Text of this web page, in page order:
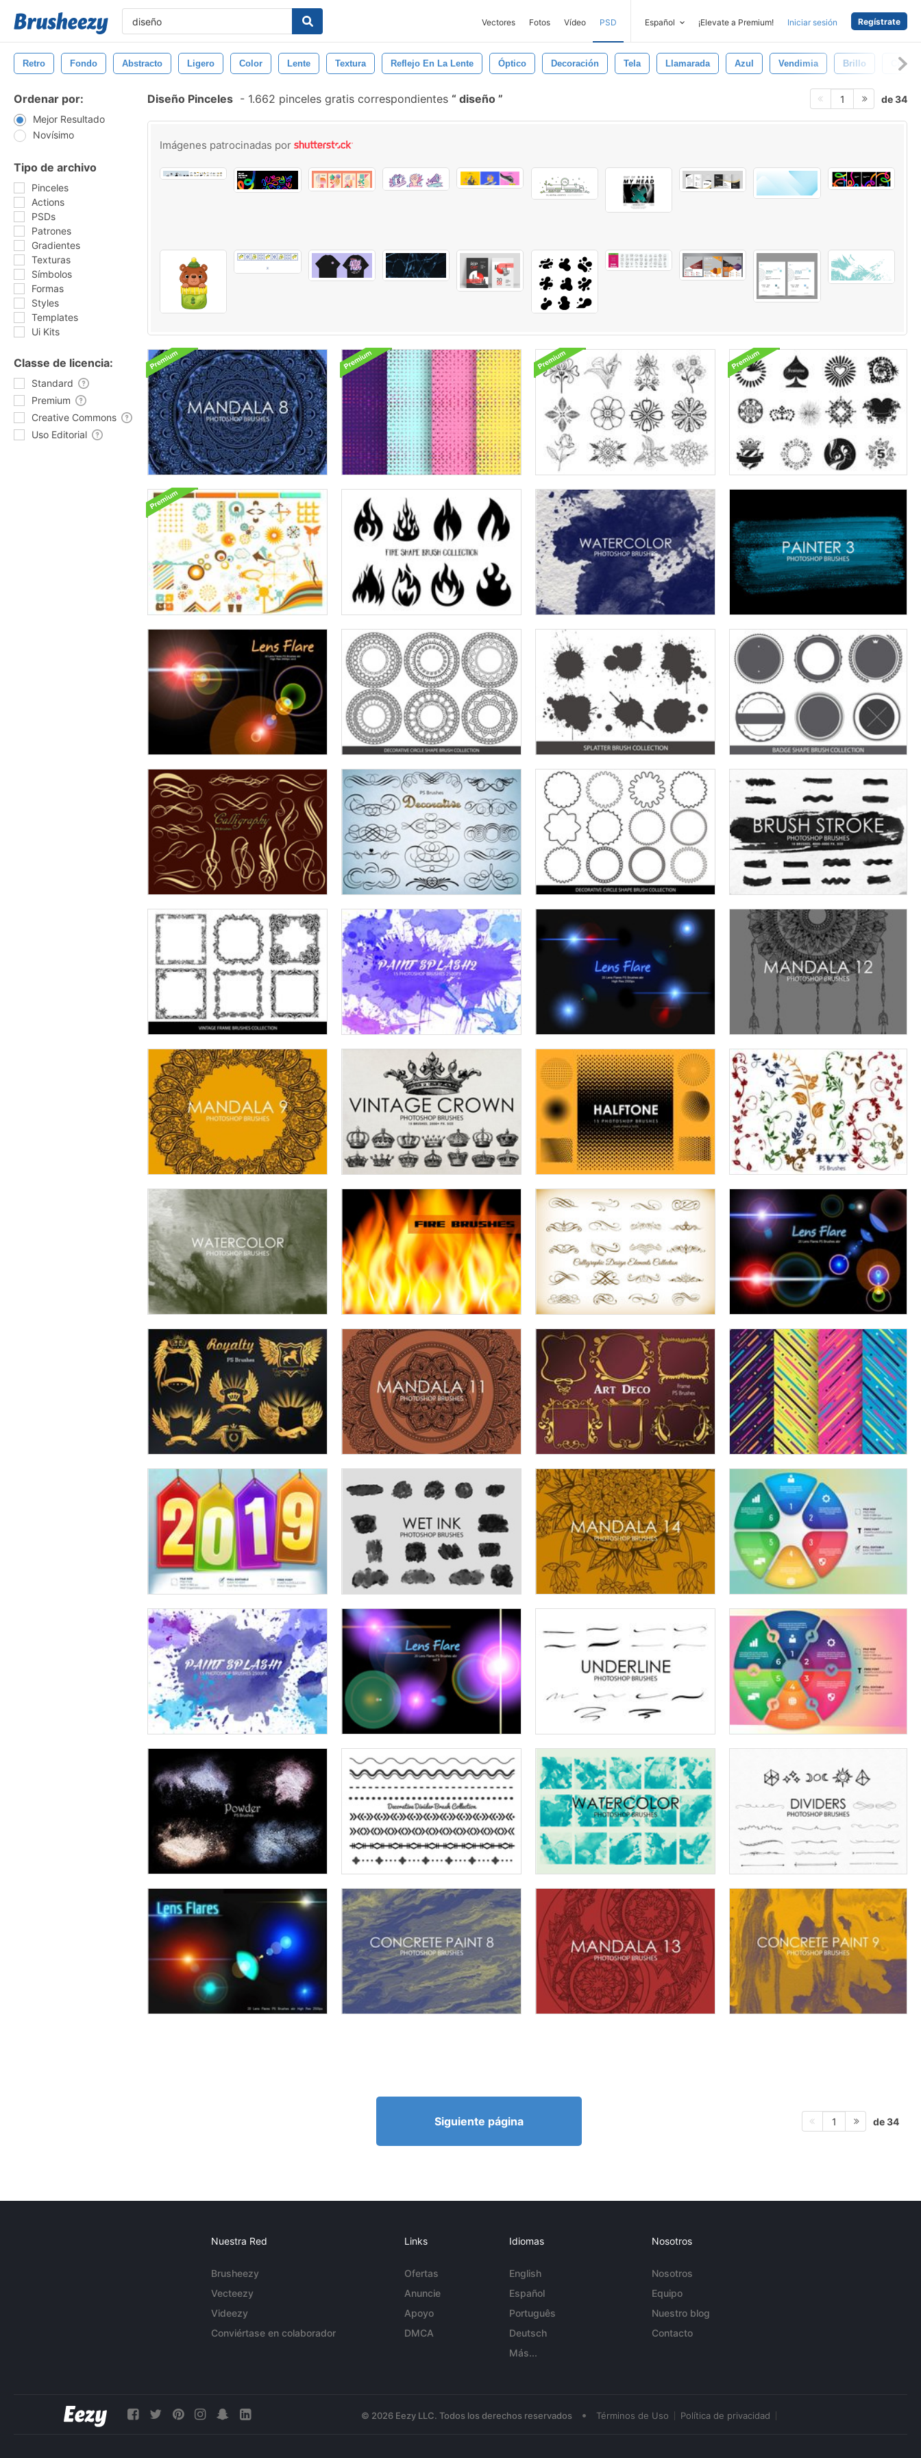
Vectores Fotos Vídeo PSD Español ¡Elevate a Premium! Iniciar sesión Regístrate
Retro Fondo Abstracto Ligero Color Lente Textura Reflejo En La Lente Óptico Decoración Tela Llamarada Azul Vendimia Brillo
Ordenar por:
Mejor Resultado
Novísimo
Tipo de archivo
Pinceles
Actions
PSDs
Patrones
Gradientes
Texturas
Símbolos
Formas
Styles
Templates
Ui Kits
Classe de licencia:
Standard
Premium
Creative Commons
Uso Editorial
Diseño Pinceles - 1.662 pinceles gratis correspondientes diseño 1 de 34
Imágenes patrocinadas por
Siguiente página 1 de 34
Nuestra Red
Brusheezy
Vecteezy
Videezy
Conviértase en colaborador
Links
Ofertas
Anuncie
Apoyo
DMCA
Idiomas
English
Español
Português
Deutsch
Más...
Nosotros
Nosotros
Equipo
Nuestro blog
Contacto
© 2026 Eezy LLC. Todos los derechos reservados • Términos de Uso Política de privacidad